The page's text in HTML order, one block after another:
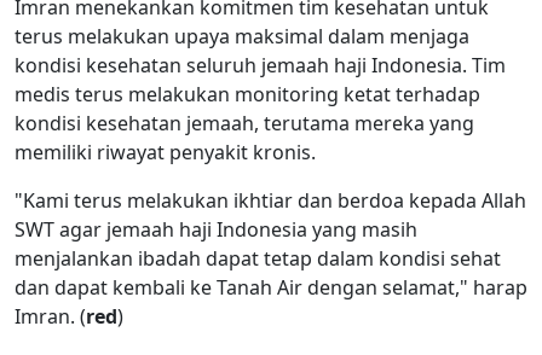
Imran menekankan komitmen tim kesehatan untuk
terus melakukan upaya maksimal dalam menjaga
kondisi kesehatan seluruh jemaah haji Indonesia. Tim
medis terus melakukan monitoring ketat terhadap
kondisi kesehatan jemaah, terutama mereka yang
memiliki riwayat penyakit kronis.
"Kami terus melakukan ikhtiar dan berdoa kepada Allah
SWT agar jemaah haji Indonesia yang masih
menjalankan ibadah dapat tetap dalam kondisi sehat
dan dapat kembali ke Tanah Air dengan selamat," harap
Imran. (red)